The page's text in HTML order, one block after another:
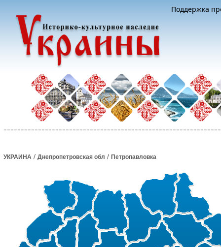
Поддержка
УКРАИНА / Днепропетровская обл / Петропавловка